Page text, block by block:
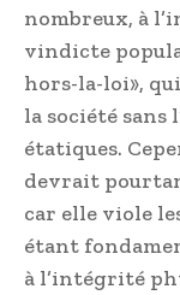
nombreux, à
vindicte
hors-la-loi»,
la société
étatiques.
devrait
car elle viole
étant
à l’intégrité